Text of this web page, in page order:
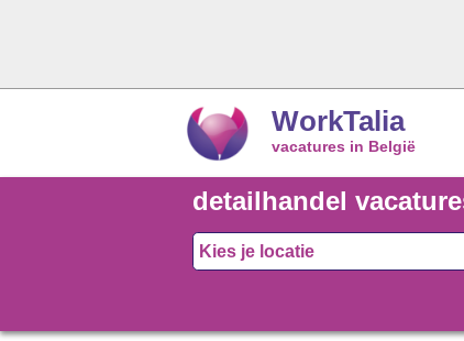
WorkTalia
vacatures in België
detailhandel